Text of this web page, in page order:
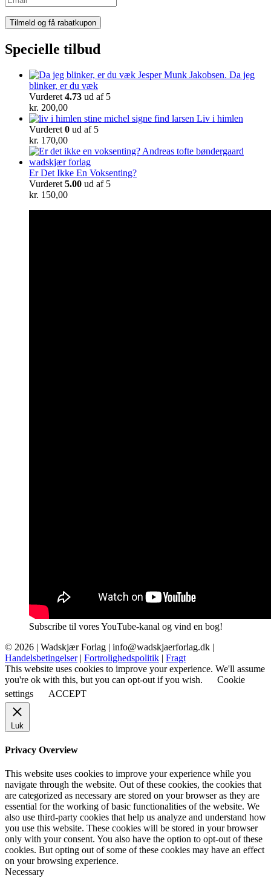
Specielle tilbud
Da jeg
blinker, er du væk
Vurderet 4.73 ud af 5
kr. 200,00
Liv i himlen
Vurderet 0 ud af 5
kr. 170,00
Er Det Ikke En Voksenting?
Vurderet 5.00 ud af 5
kr. 150,00
Subscribe til vores YouTube-kanal og vind en bog!
© 2026 | Wadskjær Forlag | info@wadskjaerforlag.dk |
Handelsbetingelser| Fortrolighedspolitik | Fragt
This website uses cookies to improve your experience. We'll assume
you're ok with this, but you can opt-out if you wish.
Cookie
settings
ACCEPT
Luk
Privacy Overview
This website uses cookies to improve your experience while you
navigate through the website. Out of these cookies, the cookies that
are categorized as necessary are stored on your browser as they are
essential for the working of basic functionalities of the website. We
also use third-party cookies that help us analyze and understand how
you use this website. These cookies will be stored in your browser
only with your consent. You also have the option to opt-out of these
cookies. But opting out of some of these cookies may have an effect
on your browsing experience.
Necessary